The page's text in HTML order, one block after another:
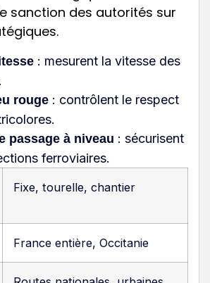
sanction des autorités sur
: mesurent la vitesse des
rouge : contrôlent le respect
passage à niveau : sécurisent
ferroviaires.
Fixe, tourelle, chantier
France entière, Occitanie